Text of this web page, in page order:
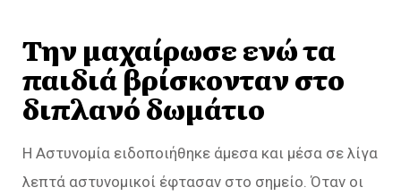
Την μαχαίρωσε ενώ τα
παιδιά βρίσκονταν στο
διπλανό δωμάτιο
Η Αστυνομία ειδοποιήθηκε άμεσα και μέσα σε λίγα
λεπτά αστυνομικοί έφτασαν στο σημείο. Όταν οι